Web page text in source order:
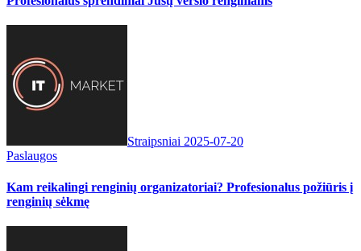
Straipsniai 2025-07-20
Paslaugos
Kam reikalingi renginių organizatoriai? Profesionalus požiūris į
renginių sėkmę